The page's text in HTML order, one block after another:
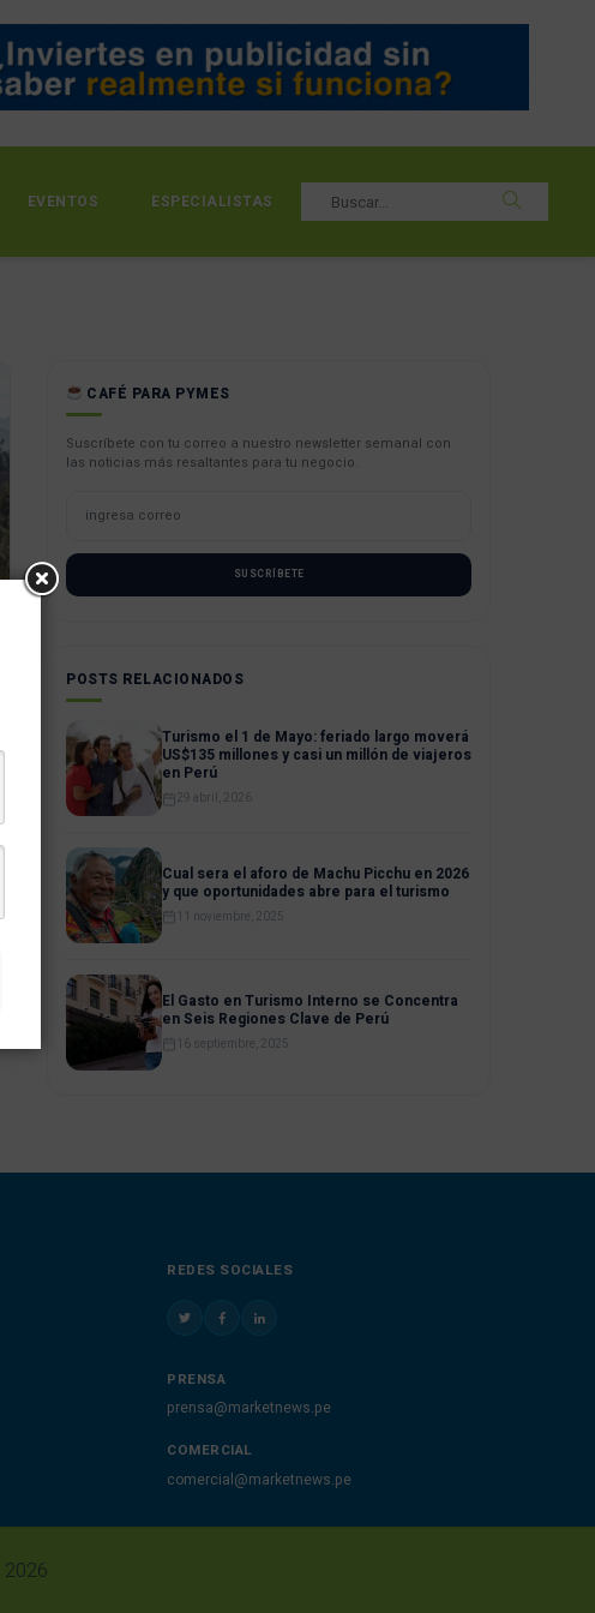
EVENTOS ESPECIALISTAS
CAFÉ PARA PYMES
Suscríbete con tu correo a nuestro newsletter semanal con
las noticias más resaltantes para tu negocio.
SUSCRÍBETE
POSTS RELACIONADOS
Turismo el 1 de Mayo: feriado largo moverá
US$135 millones y casi un millón de viajeros
en Perú
29 abril, 2026
Cual sera el aforo de Machu Picchu en 2026
y que oportunidades abre para el turismo
11 noviembre, 2025
El Gasto en Turismo Interno se Concentra
en Seis Regiones Clave de Perú
16 septiembre, 2025
REDES SOCIALES
PRENSA
prensa@marketnews.pe
COMERCIAL
comercial@marketnews.pe